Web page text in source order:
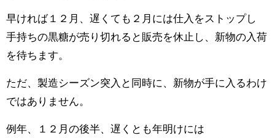
早ければ１２月、遅くても２月には仕入をストップし
手持ちの黒糖が売り切れると販売を休止し、新物の入荷
を待ちます。
ただ、製造シーズン突入と同時に、新物が手に入るわけ
ではありません。
例年、１２月の後半、遅くとも年明けには